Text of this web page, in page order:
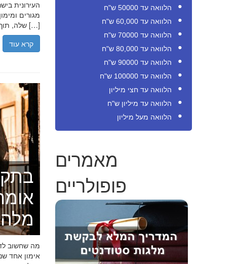
הלוואה עד 50000 ש"ח
הלוואה עד 60,000 ש"ח
הלוואה עד 70000 ש"ח
הלוואה עד 80,000 ש"ח
הלוואה עד 90000 ש"ח
הלוואה עד 100000 ש"ח
הלוואה עד חצי מיליון
הלוואה עד מיליון ש"ח
הלוואה מעל מיליון
מאמרים
פופולריים
העירונית
שלה, תוך הדגשת ערכי […]
קרא עוד
מה שחשוב
אימון אחד